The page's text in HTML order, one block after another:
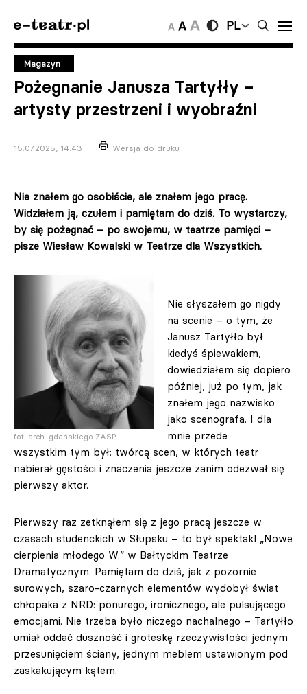
PL
Magazyn
Pożegnanie Janusza Tartyłły –
artysty przestrzeni i wyobraźni
15.07.2025, 14:43 Wersja do druku
Nie znałem go osobiście, ale znałem jego pracę.
Widziałem ją, czułem i pamiętam do dziś. To wystarczy,
by się pożegnać – po swojemu, w teatrze pamięci –
pisze Wiesław Kowalski w Teatrze dla Wszystkich.
fot. arch. gdańskiego ZASP
Nie słyszałem go nigdy
na scenie – o tym, że
Janusz Tartyłło był
kiedyś śpiewakiem,
dowiedziałem się dopiero
później, już po tym, jak
znałem jego nazwisko
jako scenografa. I dla
mnie przede
wszystkim tym był: twórcą scen, w których teatr
nabierał gęstości i znaczenia jeszcze zanim odezwał się
pierwszy aktor.
Pierwszy raz zetknąłem się z jego pracą jeszcze w
czasach studenckich w Słupsku – to był spektakl „Nowe
cierpienia młodego W.” w Bałtyckim Teatrze
Dramatycznym. Pamiętam do dziś, jak z pozornie
surowych, szaro-czarnych elementów wydobył świat
chłopaka z NRD: ponurego, ironicznego, ale pulsującego
emocjami. Nie trzeba było niczego nachalnego – Tartyłło
umiał oddać duszność i groteskę rzeczywistości jednym
przesunięciem ściany, jednym meblem ustawionym pod
zaskakującym kątem.